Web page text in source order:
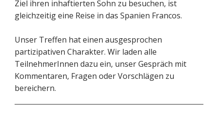
Ziel ihren inhaftierten Sohn zu besuchen, ist
gleichzeitig eine Reise in das Spanien Francos.
Unser Treffen hat einen ausgesprochen
partizipativen Charakter. Wir laden alle
TeilnehmerInnen dazu ein, unser Gespräch mit
Kommentaren, Fragen oder Vorschlägen zu
bereichern.